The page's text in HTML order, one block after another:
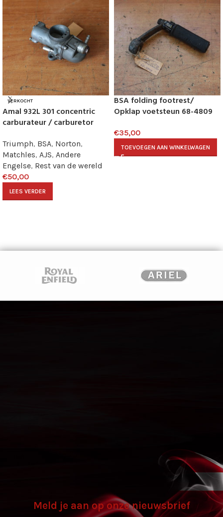
VERKOCHT
Amal 932L 301 concentric
carburateur / carburetor
Triumph, BSA, Norton,
Matchles, AJS, Andere
Engelse, Rest van de wereld
€50,00
LEES VERDER
BSA folding footrest/
Opklap voetsteun 68-4809
€35,00
TOEVOEGEN AAN WINKELWAGEN
Meld je aan op onze nieuwsbrief